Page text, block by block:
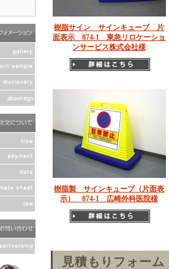
樹脂サイン サインキューブ 片
面表示 874-1 東急リロケーショ
ンサービス株式会社様
樹脂製 サインキューブ（片面表
示） 874-1 広崎外科医院様
見積もりフォーム